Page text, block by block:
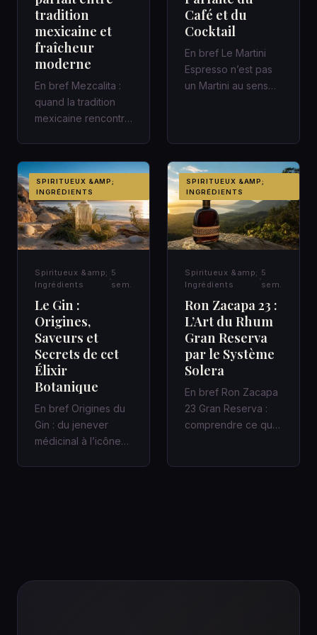
tradition
mexicaine et
fraîcheur
moderne
En bref Mezcalita :
quand la tradition
mexicaine rencontre
d’a…
Café et du
Cocktail
En bref Le Martini
Espresso n’est pas
un Martini au sens
SPIRITUEUX &AMP;
INGRÉDIENTS
Spiritueux &amp;
Ingrédients
5
sem.
Le Gin :
Origines,
Saveurs et
Secrets de cet
Élixir
Botanique
En bref Origines du
Gin : du jenever
médicinal à l’icône
SPIRITUEUX &AMP;
INGRÉDIENTS
Spiritueux &amp;
Ingrédients
5
sem.
Ron Zacapa 23 :
L’Art du Rhum
Gran Reserva
par le Système
Solera
En bref Ron Zacapa
23 Gran Reserva :
comprendre ce que